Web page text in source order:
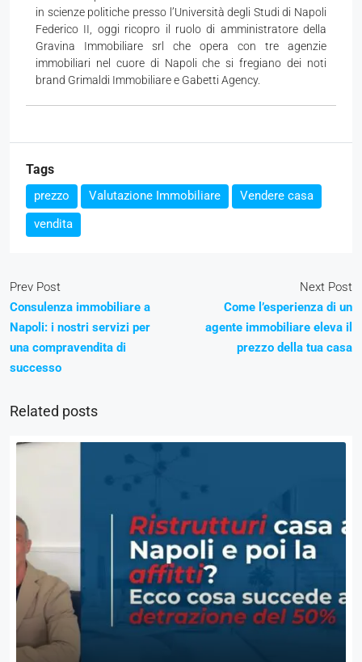
in scienze politiche presso l’Università degli Studi di Napoli
Federico II, oggi ricopro il ruolo di amministratore della
Gravina Immobiliare srl che opera con tre agenzie
immobiliari nel cuore di Napoli che si fregiano dei noti
brand Grimaldi Immobiliare e Gabetti Agency.
Tags
prezzo Valutazione Immobiliare
Vendere casa
vendita
Prev Post
Consulenza immobiliare a
Napoli: i nostri servizi per
una compravendita di
successo
Next Post
Come l’esperienza di un
agente immobiliare eleva il
prezzo della tua casa
Related posts